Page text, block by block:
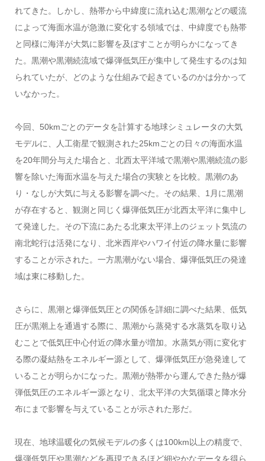
れてきた。しかし、熱帯から中緯度に流れ込む黒潮などの暖流
によって海面水温が急激に変化する領域では、中緯度でも熱帯
と同様に海洋が大気に影響を及ぼすことが明らかになってき
た。黒潮や黒潮続流域で爆弾低気圧が集中して発生するのは知
られていたが、どのような仕組みで起きているのかは分かって
いなかった。
今回、50kmごとのデータを計算する地球シミュレータの大気
モデルに、人工衛星で観測された25kmごとの日々の海面水温
を20年間分与えた場合と、北西太平洋域で黒潮や黒潮続流の影
響を除いた海面水温を与えた場合の実験とを比較。黒潮のあ
り・なしが大気に与える影響を調べた。その結果、1月に黒潮
が存在すると、観測と同じく爆弾低気圧が北西太平洋に集中し
て発達した。その下流にあたる北東太平洋上のジェット気流の
南北蛇行は活発になり、北米西岸やハワイ付近の降水量に影響
することが示された。一方黒潮がない場合、爆弾低気圧の発達
域は東に移動した。
さらに、黒潮と爆弾低気圧との関係を詳細に調べた結果、低気
圧が黒潮上を通過する際に、黒潮から蒸発する水蒸気を取り込
むことで低気圧中心付近の降水量が増加。水蒸気が雨に変化す
る際の凝結熱をエネルギー源として、爆弾低気圧が急発達して
いることが明らかになった。黒潮が熱帯から運んできた熱が爆
弾低気圧のエネルギー源となり、北太平洋の大気循環と降水分
布にまで影響を与えていることが示された形だ。
現在、地球温暖化の気候モデルの多くは100km以上の精度で、
爆弾低気圧や黒潮などを再現できるほど細やかなデータを得ら